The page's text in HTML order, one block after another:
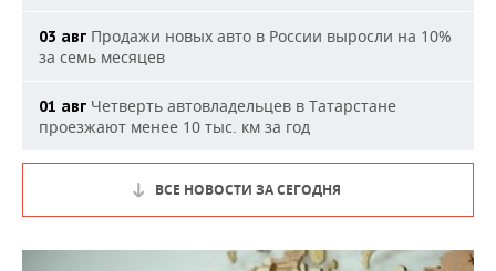
03 авг Продажи новых авто в России выросли на 10%
за семь месяцев
01 авг Четверть автовладельцев в Татарстане
проезжают менее 10 тыс. км за год
ВСЕ НОВОСТИ ЗА СЕГОДНЯ